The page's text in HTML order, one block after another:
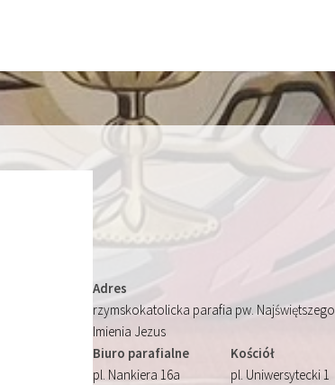
Adres
rzymskokatolicka parafia pw. Najświętszego
Imienia Jezus
Biuro parafialne
pl. Nankiera 16a
Kościół
pl. Uniwersytecki 1